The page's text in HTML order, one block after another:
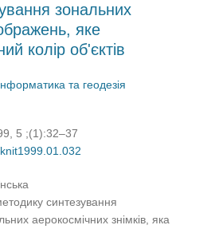
зональних
яке
колір об'єктів
та геодезія
5 ;(1):32–37
синтезування
аерокосмічних знімків, яка